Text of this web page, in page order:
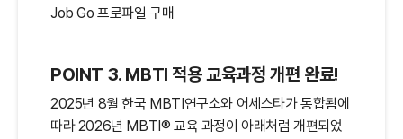
Job Go 프로파일 구매
POINT 3. MBTI 적용 교육과정 개편 완료!
2025년 8월 한국 MBTI연구소와 어세스타가 통합됨에
따라 2026년 MBTI® 교육 과정이 아래처럼 개편되었